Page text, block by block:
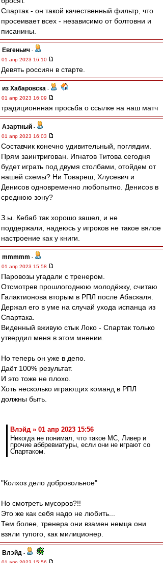
Спартак - он такой качественный фильтр, что
просеивает всех - независимо от болтовни и
писанины.
Евгеньич -
01 апр 2023 16:10
Девять россиян в старте.
из Хабаровска -
01 апр 2023 16:09
традиционнная просьба о ссылке на наш матч
Азартный -
01 апр 2023 16:03
Составчик конечно удивительный, поглядим.
Прям заинтригован. Игнатов Титова сегодня
будет играть под двумя столбами, отойдем от
нашей схемы? Ни Товареш, Хлусевич и
Денисов одновременно любопытно. Денисов в
среднюю зону?
З.ы. Кебаб так хорошо зашел, и не
поддержали, надеюсь у игроков не такое вялое
настроение как у книги.
mmmmm -
01 апр 2023 15:58
Паровозы угадали с тренером.
Отсмотрев прошлогоднюю молодёжку, считаю
Галактионова вторым в РПЛ после Абаскаля.
Держал его в уме на случай ухода испанца из
Спартака.
Виденный вживую стык Локо - Спартак только
утвердил меня в этом мнении.
Но теперь он уже в депо.
Даёт 100% результат.
И это тоже не плохо.
Хоть несколько играющих команд в РПЛ
должны быть.
Влэйд » 01 апр 2023 15:56
Никогда не понимал, что такое МС, Ливер и
прочие аббревиатуры, если они не играют со
Спартаком.
"Колхоз дело добровольное"
Но смотреть мусоров?!!
Это же как себя надо не любить...
Тем более, тренера они взамен немца они
взяли тупого, как милиционер.
Влэйд -